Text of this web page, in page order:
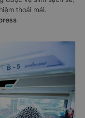
thoải mái.